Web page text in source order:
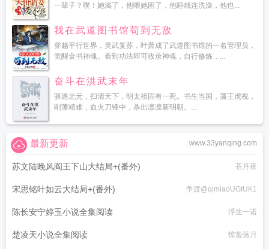
一辈子？噗！她渴了，他喂她困了，他睡就连洗澡，他也...
我在武道图书馆苟到无敌
穿越平行世界，灵武复苏，叶萧成了武道图书馆的一名管理员，
觉醒金书神魂。看到功法即可收录神魂，自行修炼，...
奋斗在洪武末年
驱逐北元，扫清天下，明太祖固有一死。书生当国，藩王虎视，
削藩靖难，血火刀锋中，杀出凛凛新明朝。...
www.33yanqing.com
最新更新
苏文陆晚风阎王下山大结局+(番外) 苍月夜
宋思铭叶如云大结局+(番外) 争渡@qimiaoUGtUK1
陈长安宁婷玉小说全集阅读 浮生一诺
楚凌天小说全集阅读 惊蛰落月